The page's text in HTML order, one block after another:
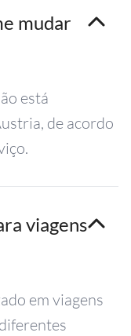
mudar
está
de acordo
viagens
em viagens